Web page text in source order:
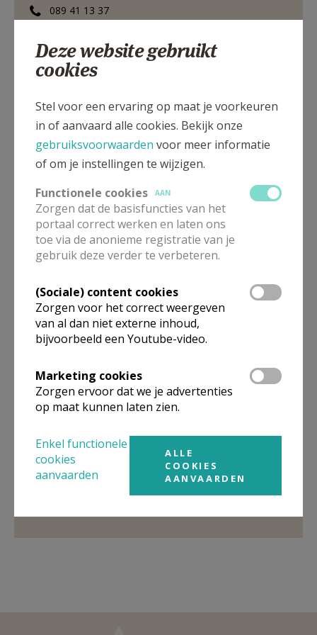
089 41 13 37
Kloosterstraat 7, 3740 BILZEN-HOESELT
Niet gevonden wat je zocht? Hier vind je links naar de
gegevens van andere organisaties op het boven-,
Behoort totPastorale eenheid Heilige Maria
Magdalena Hoeselt
Pastorale eenheid Heilige Maria Magdalena
Deze website gebruikt
cookies
Stel voor een ervaring op maat je voorkeuren
in of aanvaard alle cookies. Bekijk onze
gebruiksvoorwaarden voor meer informatie
of om je instellingen te wijzigen.
Functionele cookies
AAN
Zorgen dat de basisfuncties van het
portaal correct werken en laten ons
toe via de anonieme registratie van je
gebruik deze verder te verbeteren.
(Sociale) content cookies
Zorgen voor het correct weergeven
van al dan niet externe inhoud,
bijvoorbeeld een Youtube-video.
Marketing cookies
Zorgen ervoor dat we je advertenties
op maat kunnen laten zien.
Enkel functionele
cookies
aanvaarden
ALLE
COOKIES
AANVAARDEN